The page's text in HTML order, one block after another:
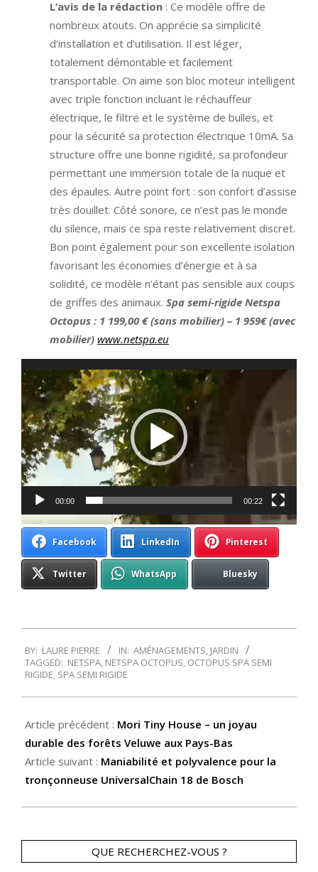
L’avis de la rédaction : Ce modèle offre de
nombreux atouts. On apprécie sa simplicité
d’installation et d’utilisation. Il est léger,
totalement démontable et facilement
transportable. On aime son bloc moteur intelligent
avec triple fonction incluant le réchauffeur
électrique, le filtre et le système de bulles, et
pour la sécurité sa protection électrique 10mA. Sa
structure offre une bonne rigidité, sa profondeur
permettant une immersion totale de la nuque et
des épaules. Autre point fort : son confort d’assise
très douillet. Côté sonore, ce n’est pas le monde
du silence, mais ce spa reste relativement discret.
Bon point également pour son excellente isolation
favorisant les économies d’énergie et à sa
solidité, ce modèle n’étant pas sensible aux coups
de griffes des animaux. Spa semi-rigide Netspa
Octopus : 1 199,00 € (sans mobilier) – 1 959€ (avec
mobilier) www.netspa.eu
Lecteur
vidéo
00:00 00:22
Facebook LinkedIn Pinterest
Twitter WhatsApp Bluesky
05-
15
BY: LAURE PIERRE IN: AMÉNAGEMENTS, JARDIN
TAGGED: NETSPA, NETSPA OCTOPUS, OCTOPUS SPA SEMI
RIGIDE, SPA SEMI RIGIDE
Article précédent : Mori Tiny House – un joyau
durable des forêts Veluwe aux Pays-Bas
Article suivant : Maniabilité et polyvalence pour la
tronçonneuse UniversalChain 18 de Bosch
QUE RECHERCHEZ-VOUS ?